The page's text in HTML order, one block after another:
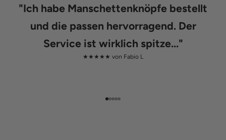
"Ich habe Manschettenknöpfe bestellt
und die passen hervorragend. Der
Service ist wirklich spitze..."
★★★★★ von Fabio L
Gehe zu Element 1
Gehe zu Element 2
Gehe zu Element 3
Gehe zu Element 4
Gehe zu Element 5